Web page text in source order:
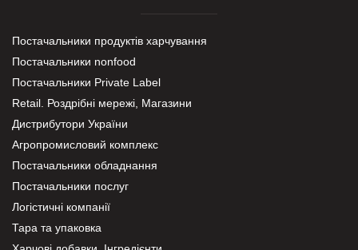
Постачальники продуктів харчування
Постачальники nonfood
Постачальники Private Label
Retail. Роздрібні мережі, Магазини
Дистрибутори України
Агропромисловий комплекс
Постачальники обладнання
Постачальники послуг
Логістичні компанії
Тара та упаковка